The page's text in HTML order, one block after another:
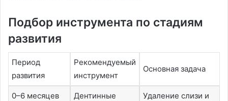
Подбор инструмента по стадиям
развития
Период
развития
Рекомендуемый
инструмент
Основная задача
0–6 месяцев
Дентинные
Удаление слизи и